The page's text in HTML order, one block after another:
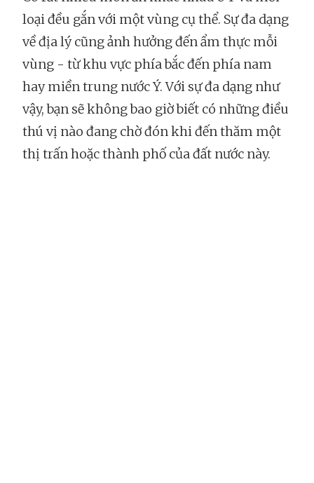
loại đều gắn với một vùng cụ thể. Sự đa dạng
về địa lý cũng ảnh hưởng đến ẩm thực mỗi
vùng - từ khu vực phía bắc đến phía nam
hay miền trung nước Ý. Với sự đa dạng như
vậy, bạn sẽ không bao giờ biết có những điều
thú vị nào đang chờ đón khi đến thăm một
thị trấn hoặc thành phố của đất nước này.